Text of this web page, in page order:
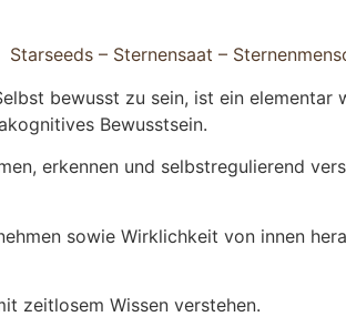
Starseeds – Sternensaat –
bewusst zu sein, ist ein
Bewusstsein.
erkennen und selbstregulierend
sowie Wirklichkeit von innen
zeitlosem Wissen verstehen.